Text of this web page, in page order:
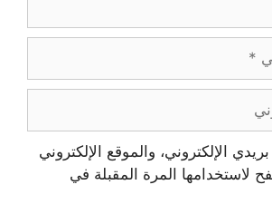
الإلكتروني، والموقع الإلكتروني
لاستخدامها المرة المقبلة في